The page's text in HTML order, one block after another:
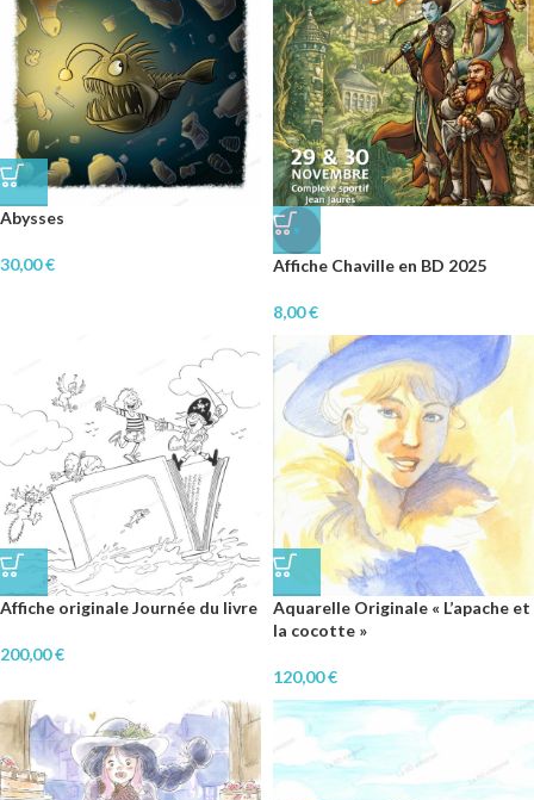
Abysses
30,00€
♥
Affiche Chaville en BD 2025
8,00€
Affiche originale Journée du livre
200,00€
Aquarelle Originale « L’apache et
la cocotte »
120,00€